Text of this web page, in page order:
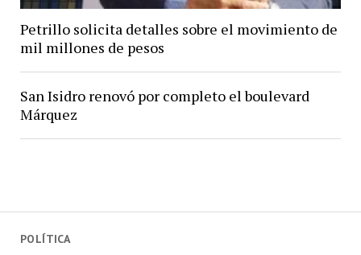
POLÍTICA
Petrillo solicita detalles sobre el movimiento de
mil millones de pesos
San Isidro renovó por completo el boulevard
Márquez